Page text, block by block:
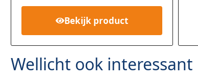
Bekijk product
Wellicht ook interessant